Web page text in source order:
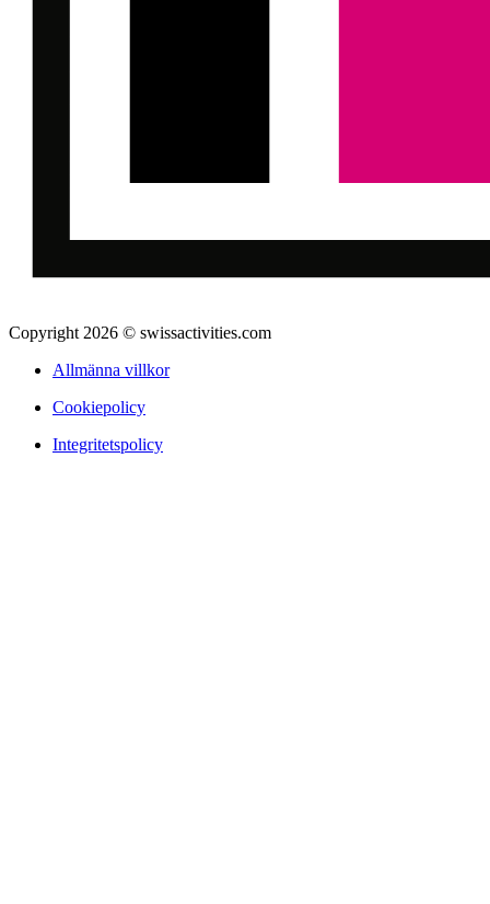
Copyright 2026 © swissactivities.com
Allmänna villkor
Cookiepolicy
Integritetspolicy